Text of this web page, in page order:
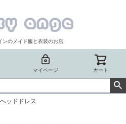
ンのメイド服と衣装のお店
マイページ カート
ッドドレス